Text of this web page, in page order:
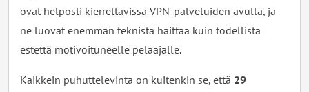
ovat helposti kierrettävissä VPN-palveluiden avulla, ja
ne luovat enemmän teknistä haittaa kuin todellista
estettä motivoituneelle pelaajalle.
Kaikkein puhuttelevinta on kuitenkin se, että 29